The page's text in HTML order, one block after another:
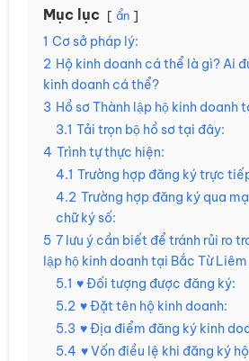
Mục lục ẩn
1 Cơ sở pháp lý:
2 Hộ kinh doanh cá thể là gì? Ai
kinh doanh cá thể?
3 Hồ sơ Thành lập hộ kinh doanh
3.1 Tải trọn bộ hồ sơ tại đây:
4 Trình tự thực hiện:
4.1 Trường hợp đăng ký trực
4.2 Trường hợp đăng ký qua
chữ ký số:
5 7 lưu ý cần biết để tránh rủi ro
lập hộ kinh doanh tại Bắc Từ Liêm
5.1 ♥ Đối tượng được đăng ký:
5.2 ♥ Đặt tên hộ kinh doanh:
5.3 ♥ Địa điểm đăng ký kinh
5.4 ♥ Vốn điều lệ khi đăng ký